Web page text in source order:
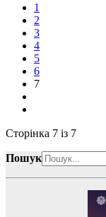
1
2
3
4
5
6
7
Сторінка 7 із 7
Пошук